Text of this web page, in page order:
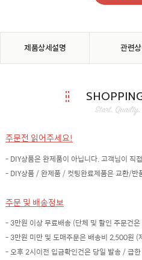
제품상세설명 관련
주문전 읽어주세요!
- DIY상품은 완제품이 아닙니다. 고객님이 직
- DIY상품 / 완제품 / 컷팅완료제품은 교환/반
주문 및 배송정보
- 3만원 이상 무료배송 (단체 및 할인 주문건
- 3만원 미만 및 도매주문은 배송비 2,500원 (
- 오후 2시이전 입금확인건은 당일 발송 / 급